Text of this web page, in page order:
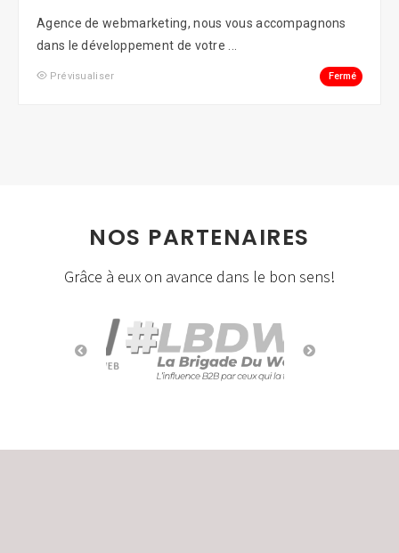
Agence de webmarketing, nous vous accompagnons
dans le développement de votre ...
Prévisualiser Fermé
NOS PARTENAIRES
Grâce à eux on avance dans le bon sens!